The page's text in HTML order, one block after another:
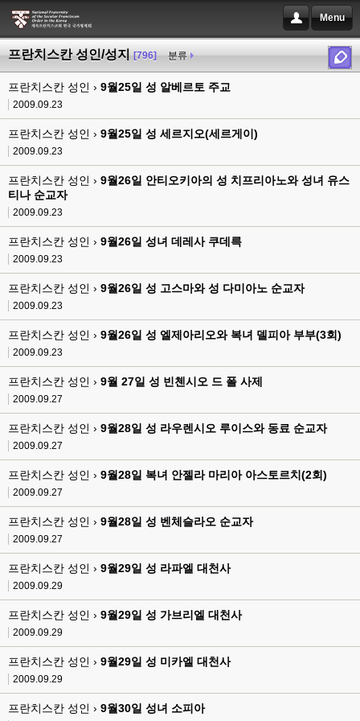
Menu
프란치스칸 성인/성지 [796] 분류
프란치스칸 성인 › 9월25일 성 알베르토 주교
2009.09.23
프란치스칸 성인 › 9월25일 성 세르지오(세르게이)
2009.09.23
프란치스칸 성인 › 9월26일 안티오키아의 성 치프리아노와 성녀 유스
티나 순교자
2009.09.23
프란치스칸 성인 › 9월26일 성녀 데레사 쿠데륵
2009.09.23
프란치스칸 성인 › 9월26일 성 고스마와 성 다미아노 순교자
2009.09.23
프란치스칸 성인 › 9월26일 성 엘제아리오와 복녀 델피아 부부(3회)
2009.09.23
프란치스칸 성인 › 9월 27일 성 빈첸시오 드 폴 사제
2009.09.27
프란치스칸 성인 › 9월28일 성 라우렌시오 루이스와 동료 순교자
2009.09.27
프란치스칸 성인 › 9월28일 복녀 안젤라 마리아 아스토르치(2회)
2009.09.27
프란치스칸 성인 › 9월28일 성 벤체슬라오 순교자
2009.09.27
프란치스칸 성인 › 9월29일 성 라파엘 대천사
2009.09.29
프란치스칸 성인 › 9월29일 성 가브리엘 대천사
2009.09.29
프란치스칸 성인 › 9월29일 성 미카엘 대천사
2009.09.29
프란치스칸 성인 › 9월30일 성녀 소피아